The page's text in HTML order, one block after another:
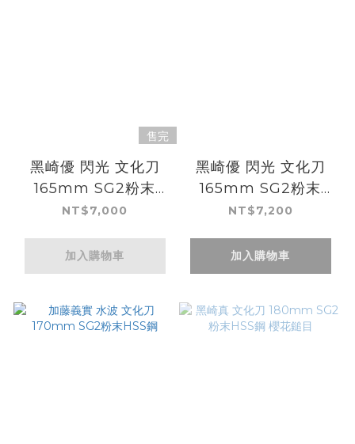
售完
黑崎優 閃光 文化刀
165mm SG2粉末
HSS鋼 綠松石環柄
NT$7,000
加入購物車
黑崎優 閃光 文化刀
165mm SG2粉末
HSS鋼
NT$7,200
加入購物車